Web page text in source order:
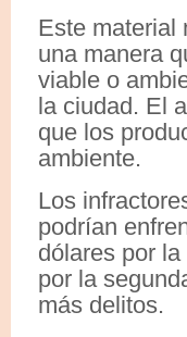
Este material
una manera
viable o
la ciudad. El
que los
ambiente.
Los
podrían
dólares por
por la
más delitos.